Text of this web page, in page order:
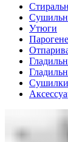
Утюги
Сушилки